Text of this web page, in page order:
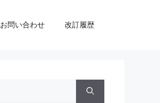
お問い合わせ 改訂履歴